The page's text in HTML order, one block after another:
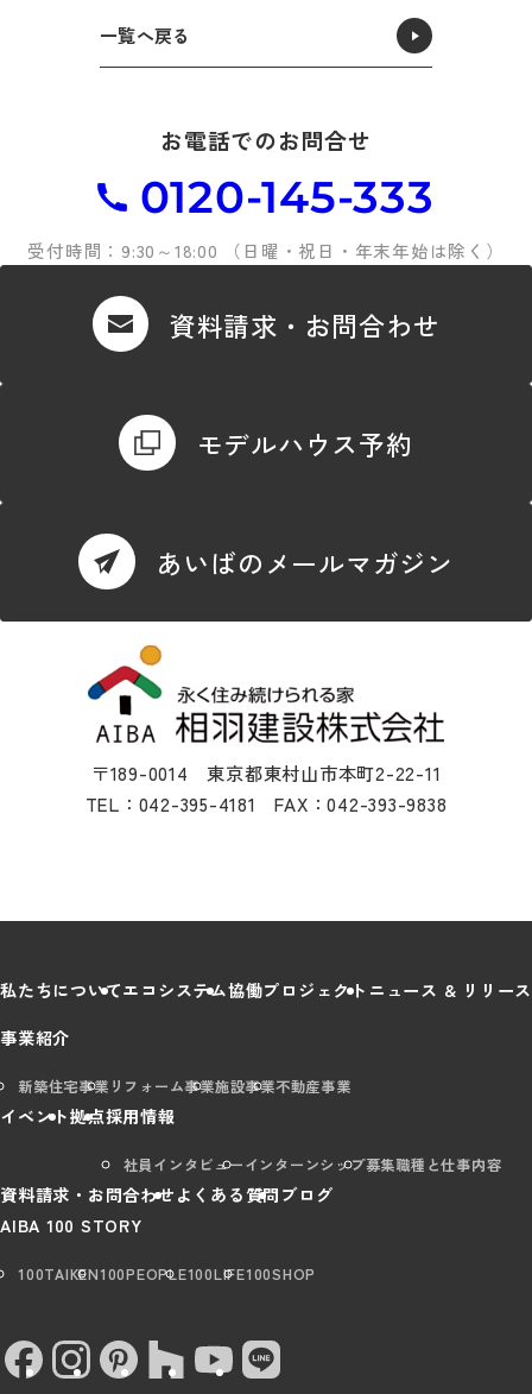
一覧へ戻る
お電話でのお問合せ
0120-145-333
受付時間：9:30～18:00 （日曜・祝日・年末年始は除く）
資料請求・お問合わせ
モデルハウス予約
あいばのメールマガジン
〒189-0014 東京都東村山市本町2-22-11
TEL：042-395-4181 FAX：042-393-9838
私たちについてエコシステム協働プロジェクト ニュース & リリース
事業紹介
新築住宅事業 リフォーム事業施設事業不動産事業
イベント拠点採用情報
社員インタビューインターンシップ募集職種と仕事内容
資料請求・お問合わせ よくある質問 ブログ
AIBA 100 STORY
100TAIKEN100PEOPLE100LIFE100SHOP